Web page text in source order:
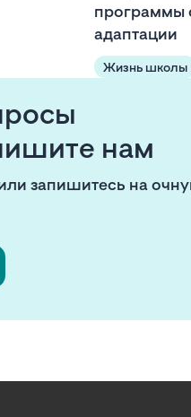
программы
адаптации
Жизнь школы
нам
запишитесь на